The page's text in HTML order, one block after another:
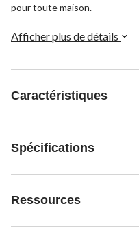
pour toute maison.
Afficher plus de détails
Caractéristiques
Spécifications
Ressources